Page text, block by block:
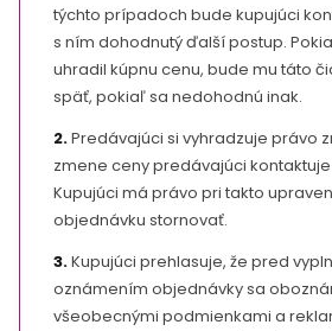
týchto prípadoch bude kupujúci
s ním dohodnutý ďalší postup.
uhradil kúpnu cenu, bude mu táto
späť, pokiaľ sa nedohodnú inak.
2.Predávajúci si vyhradzuje právo
zmene ceny predávajúci
Kupujúci má právo pri takto
objednávku stornovať.
3.Kupujúci prehlasuje, že pred
oznámením objednávky sa
všeobecnými podmienkami a